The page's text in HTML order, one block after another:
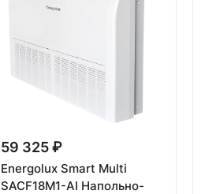
59 325 ₽
Energolux Smart Multi
SACF18M1-AI Напольно-